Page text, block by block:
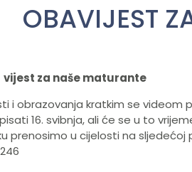
OBAVIJEST
za naše maturante
i obrazovanja kratkim se
16. svibnja, ali će se u to
prenosimo u cijelosti na